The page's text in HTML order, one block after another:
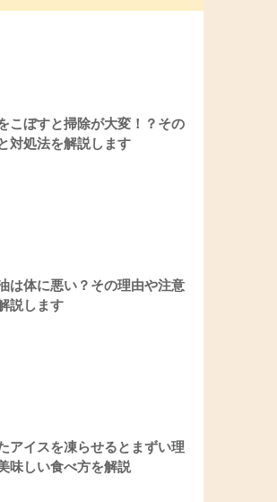
こぼすと掃除が大変！？その
対処法を解説します
は体に悪い？その理由や注意
説します
アイスを凍らせるとまずい理
味しい食べ方を解説